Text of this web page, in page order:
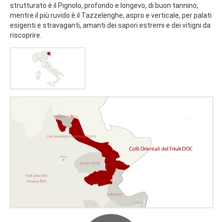
strutturato è il Pignolo, profondo e longevo, di buon tannino,
mentre il più ruvido è il Tazzelenghe, aspro e verticale, per palati
esigenti e stravaganti, amanti dei sapori estremi e dei vitigni da
riscoprire.